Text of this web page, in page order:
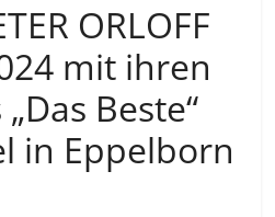
ORLOFF
mit ihren
Beste“
in Eppelborn